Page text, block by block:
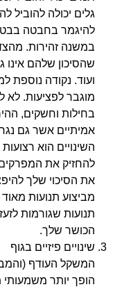
גלים יכולה להוביל
להיגמר בחבטה
במשנה זהירות. מהצד
שהסיכון שלהם אינו
ועוד. נקודה נוספת
מוגבר לפציעות.
בחילות וחשקים,
אמיתיים אשר גם
השינויים הוא
להחזיק את
את הסיכוי שלך
מביצוע תנועות מאוד
הכושר שלך.
שינויים פיזיים בגוף
המשקל העודף
הופך יותר